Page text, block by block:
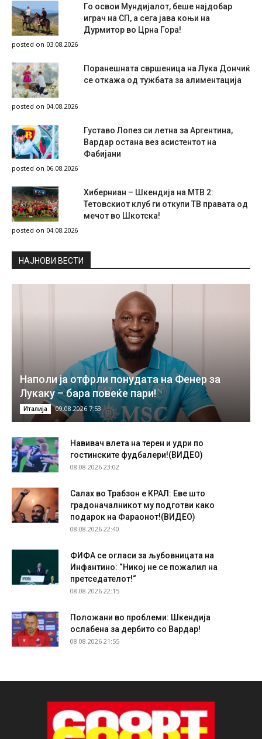
Го освои Мундијалот, беше најдобар
играч на СП, а сега јава коњи на
Дурмитор во Црна Гора!
posted on 03.08.2026
Поранешната свршеница на Лука Дончиќ
се откажа од тужбата за алиментација
posted on 04.08.2026
Густаво Лопез си летна за Аргентина,
Вардар остана вез асистентот на
Фабијани
posted on 06.08.2026
Хиберниан – Шкендија на МТВ 2:
Тетовскиот клуб ги откупи ТВ правата од
мечот во Шкотска!
posted on 04.08.2026
НAЈНОВИ ВЕСТИ
Наполи ја отфрли понудата на Фенер за
Лукаку – бара повеќе пари!
Италија 09.08.2026 7:53
Навивач влета на терен и удри по
гостинските фудбалери!(ВИДЕО)
08.08.2026 23:02
Салах во Трабзон е КРАЛ: Еве што
градоначалникот му подготви како
подарок на Фараонот!(ВИДЕО)
08.08.2026 22:40
ФИФА се огласи за љубовницата на
Инфантино: “Никој не се пожалил на
претседателот!“
08.08.2026 22:15
Положани во проблеми: Шкендија
ослабена за дербито со Вардар!
08.08.2026 21:55